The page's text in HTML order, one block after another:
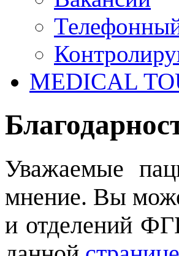
MEDICAL
Уважаемые
мнение. Вы
и отделений